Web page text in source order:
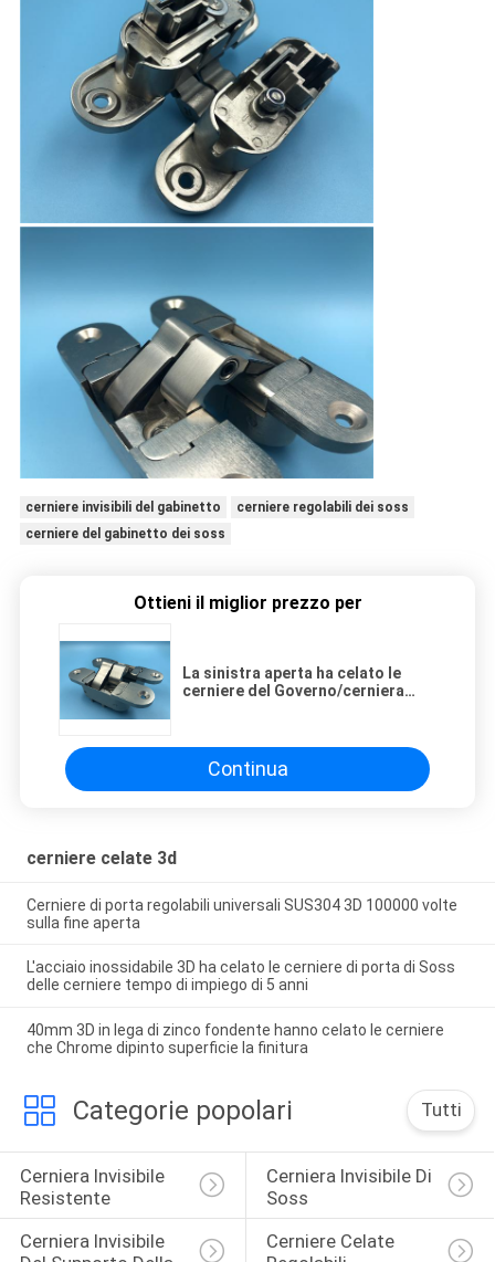
cerniere invisibili del gabinetto
cerniere regolabili dei soss
cerniere del gabinetto dei soss
Ottieni il miglior prezzo per
La sinistra aperta ha celato le
cerniere del Governo/cerniera
Continua
cerniere celate 3d
Cerniere di porta regolabili universali SUS304 3D 100000 volte
sulla fine aperta
L'acciaio inossidabile 3D ha celato le cerniere di porta di Soss
delle cerniere tempo di impiego di 5 anni
40mm 3D in lega di zinco fondente hanno celato le cerniere
che Chrome dipinto superficie la finitura
Categorie popolari Tutti
Cerniera Invisibile
Resistente
Cerniera Invisibile Di
Soss
Cerniera Invisibile
Cerniere Celate